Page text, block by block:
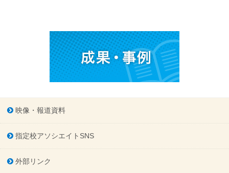
映像・報道資料
指定校アソシエイトSNS
外部リンク